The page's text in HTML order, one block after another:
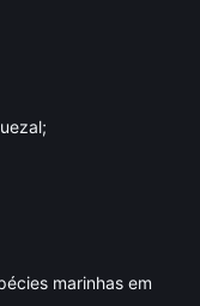
marinhas em